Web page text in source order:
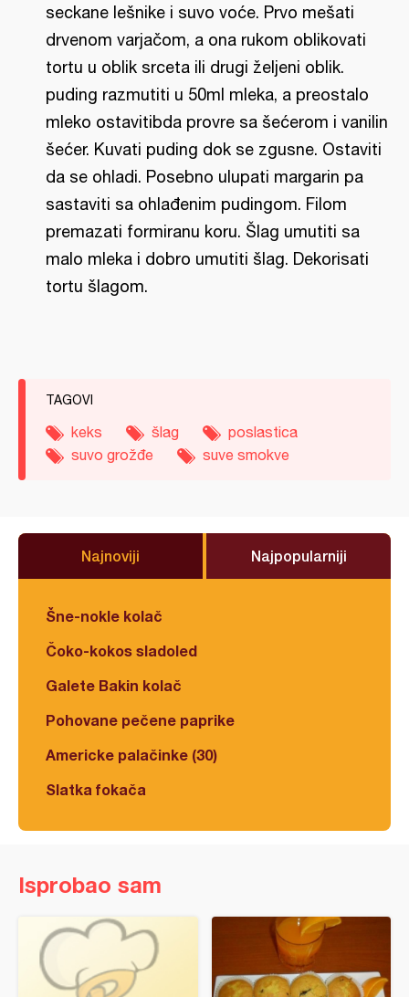
seckane lešnike i suvo voće. Prvo mešati
drvenom varjačom, a ona rukom oblikovati
tortu u oblik srceta ili drugi željeni oblik.
puding razmutiti u 50ml mleka, a preostalo
mleko ostavitibda provre sa šećerom i vanilin
šećer. Kuvati puding dok se zgusne. Ostaviti
da se ohladi. Posebno ulupati margarin pa
sastaviti sa ohlađenim pudingom. Filom
premazati formiranu koru. Šlag umutiti sa
malo mleka i dobro umutiti šlag. Dekorisati
tortu šlagom.
TAGOVI
keks šlag
poslastica
suvo grožđe
suve smokve
Najnoviji Najpopularniji
Šne-nokle kolač
Čoko-kokos sladoled
Galete Bakin kolač
Pohovane pečene paprike
Americke palačinke (30)
Slatka fokača
Isprobao sam